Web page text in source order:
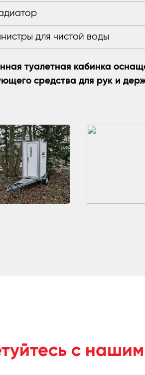
для чистой воды
туалетная кабинка
средства для рук и
с